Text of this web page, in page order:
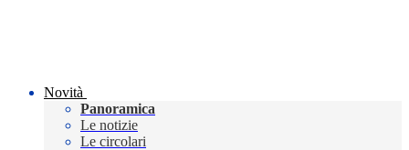
Novità
Panoramica
Le notizie
Le circolari